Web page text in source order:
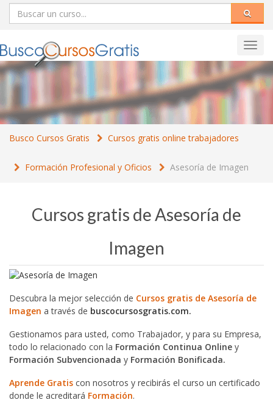
Busco Cursos Gratis Cursos gratis online trabajadores
Formación Profesional y Oficios Asesoría de Imagen
Cursos gratis de Asesoría de
Imagen
Descubra la mejor selección de Cursos gratis de Asesoría de
Imagen a través de buscocursosgratis.com.
Gestionamos para usted, como Trabajador, y para su Empresa,
todo lo relacionado con la Formación Continua Online y
Formación Subvencionada y Formación Bonificada.
Aprende Gratis con nosotros y recibirás el curso un certificado
donde le acreditará Formación.